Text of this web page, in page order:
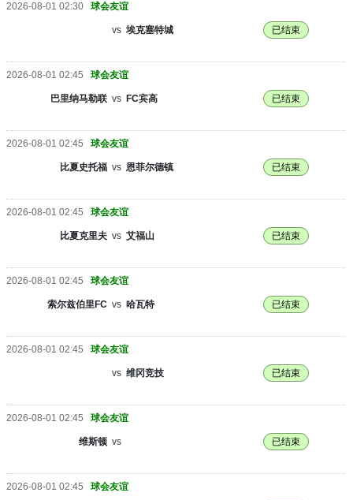
2026-08-01 02:30 球会友谊
vs 埃克塞特城 已结束
2026-08-01 02:45 球会友谊
巴里纳马勒联 vs FC宾高 已结束
2026-08-01 02:45 球会友谊
比夏史托福 vs 恩菲尔德镇 已结束
2026-08-01 02:45 球会友谊
比夏克里夫 vs 艾福山 已结束
2026-08-01 02:45 球会友谊
索尔兹伯里FC vs 哈瓦特 已结束
2026-08-01 02:45 球会友谊
vs 维冈竞技 已结束
2026-08-01 02:45 球会友谊
维斯顿 vs 已结束
2026-08-01 02:45 球会友谊